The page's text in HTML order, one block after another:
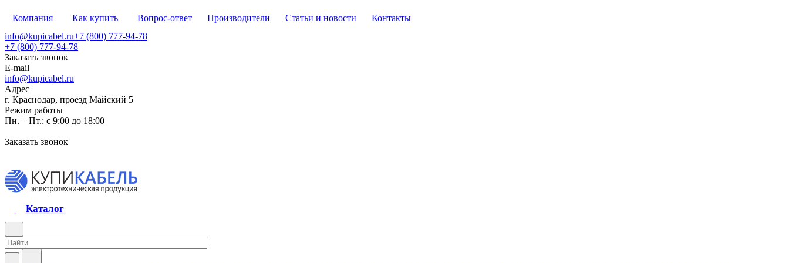
Компания Как купить Вопрос-ответ Производители Статьи и новости
Контакты
info@kupicabel.ru+7 (800) 777-94-78
+7 (800) 777-94-78
Заказать звонок
E-mail
info@kupicabel.ru
Адрес
г. Краснодар, проезд Майский 5
Режим работы
Пн. – Пт.: с 9:00 до 18:00
Заказать звонок
Каталог